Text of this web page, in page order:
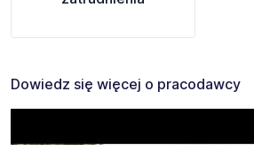
Dowiedz się więcej o pracodawcy